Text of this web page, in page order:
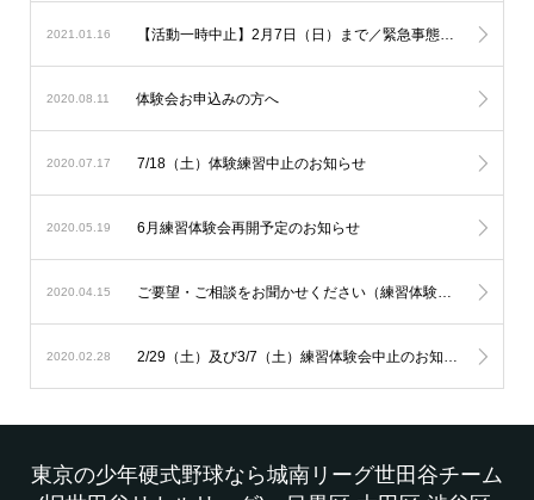
2021.01.16 【活動一時中止】2月7日（日）まで／緊急事態宣言に伴うリトルリーグの対応
2020.08.11 体験会お申込みの方へ
2020.07.17 7/18（土）体験練習中止のお知らせ
2020.05.19 6月練習体験会再開予定のお知らせ
2020.04.15 ご要望・ご相談をお聞かせください（練習体験会について）
2020.02.28 2/29（土）及び3/7（土）練習体験会中止のお知らせ
東京の少年硬式野球なら城南リーグ世田谷チーム